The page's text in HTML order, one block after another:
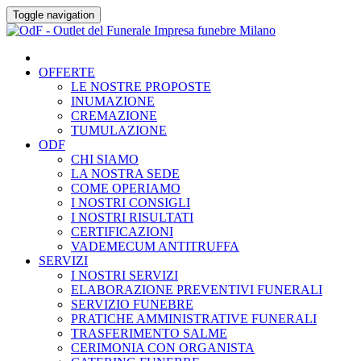
Skip
to
Toggle navigation
OFFERTE
LE NOSTRE PROPOSTE
INUMAZIONE
CREMAZIONE
TUMULAZIONE
ODF
CHI SIAMO
LA NOSTRA SEDE
COME OPERIAMO
I NOSTRI CONSIGLI
I NOSTRI RISULTATI
CERTIFICAZIONI
VADEMECUM ANTITRUFFA
SERVIZI
I NOSTRI SERVIZI
ELABORAZIONE PREVENTIVI FUNERALI
SERVIZIO FUNEBRE
PRATICHE AMMINISTRATIVE FUNERALI
TRASFERIMENTO SALME
CERIMONIA CON ORGANISTA